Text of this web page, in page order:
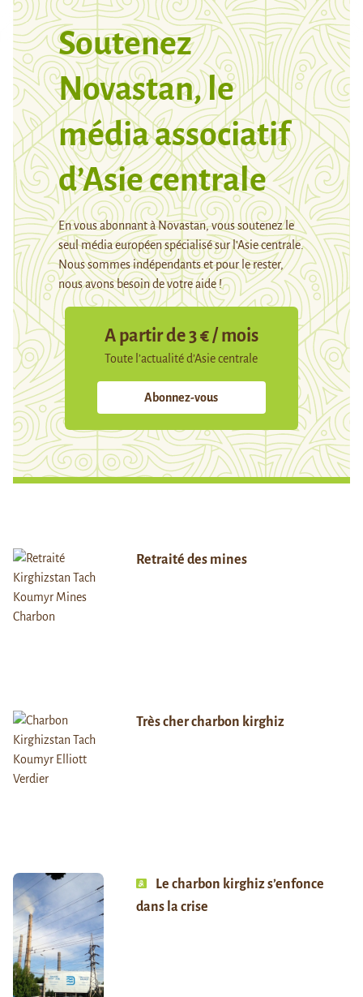
Soutenez
Novastan, le
média associatif
d’Asie centrale
En vous abonnant à Novastan, vous soutenez le
seul média européen spécialisé sur l’Asie centrale.
Nous sommes indépendants et pour le rester,
nous avons besoin de votre aide !
A partir de 3 € / mois
Toute l’actualité d’Asie centrale
Abonnez-vous
Retraité des mines
Très cher charbon kirghiz
Le charbon kirghiz s’enfonce
dans la crise